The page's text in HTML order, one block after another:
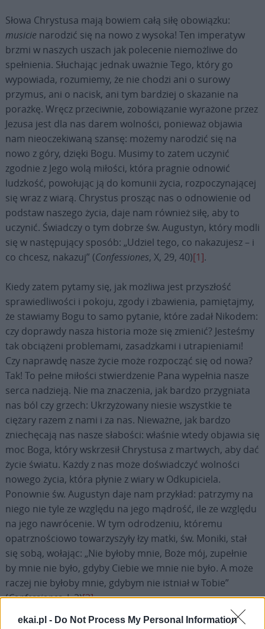
ekai.pl - Do Not Process My Personal Information
Słowa Chrystusa mają bowiem całą siłę obowiązku:
musicie narodzić się na nowo z wysoka! Ten imperatyw
brzmi w naszych uszach jak polecenie niemożliwe do
spełnienia. Słuchając jednak uważnie Tego, który go
wypowiada, rozumiemy, że nie chodzi ani o surowy
przymus, ani o nacisk, ani tym bardziej o skazanie na
porażkę. Wręcz przeciwnie, zobowiązanie wyrażone przez
Jezusa jest dla nas darem wolności, ponieważ objawia
nam nieoczekiwaną szansę: możemy narodzić się na
nowo z góry, dzięki Bogu. Musimy to zatem uczynić
zgodnie z Jego wolą miłości, która pragnie odnowić
ludzkość, powołując ją do komunii życia, rozpoczynającej
się wraz z wiarą. Chrystus prosząc nas o odnowienie od
podstaw naszego życia, daje nam również siłę, aby to
uczynić. Świadczy o tym dobrze św. Augustyn, który modli
się w następujący sposób: „Udziel tego, co nakazujesz – i
co chcesz, nakazuj” (Confessiones, X, 29, 40)[1].
Kiedy zatem pytamy się, jak możliwa jest przyszłość
sprawiedliwości i pokoju, zgody i zbawienia, pamiętajmy,
że stawiamy Bogu to samo pytanie, które zadał Nikodem:
czy doprawdy nasza historia może się zmienić? Jesteśmy
tak obciążeni problemami, zasadzkami i utrapieniami!
Czy naprawdę nasze życie może rozpocząć się od nowa?
Tak! To pełne miłości stwierdzenie Pana wypełnia nasze
serca nadzieją. Nie ma znaczenia, jak bardzo przygniata
nas ból czy grzech: Ukrzyżowany niesie wszystkie te
ciężary razem z nami i za nas. Nieważne, jak bardzo
zniechęcają nas nasze słabości: właśnie wtedy objawia się
moc Boga, który wskrzesił Chrystusa z martwych, aby dać
życie światu. Każdy z nas może doświadczyć wolności
nowego życia, która płynie z wiary w Odkupiciela.
Ponownie św. Augustyn daje nam przykład: patrzymy na
niego nie tyle ze względu na jego mądrość, ile ze względu
na jego nawrócenie. W tym odrodzeniu, któremu
opatrznościowo towarzyszyły łzy matki, św. Moniki, stał
się sobą, wołając: „Nie byłoby mnie, Boże mój, zupełnie
by mnie nie było, gdyby Ciebie we mnie nie było. A może
raczej nie byłoby mnie, gdybym nie istniał w Tobie”
(Confessiones, I, 2)[2].